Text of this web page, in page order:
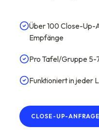
Über 100 Close-
Empfänge
Pro Tafel/Gruppe 5-
Funktioniert in jeder
CLOSE-UP-ANFRAGE